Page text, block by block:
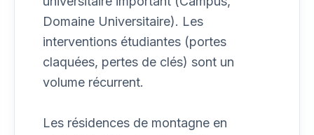
Domaine Universitaire). Les
interventions étudiantes (portes
claquées, pertes de clés) sont un
volume récurrent.
Les résidences de montagne en